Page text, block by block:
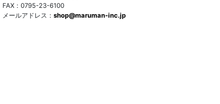
FAX：0795-23-6100
メールアドレス： shop@maruman-inc.jp